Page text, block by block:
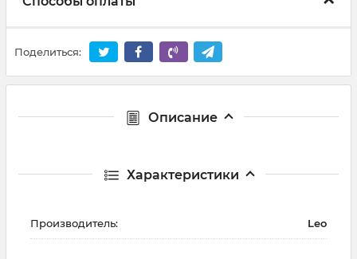
Поделиться:
Описание
Характеристики
Производитель: Leo